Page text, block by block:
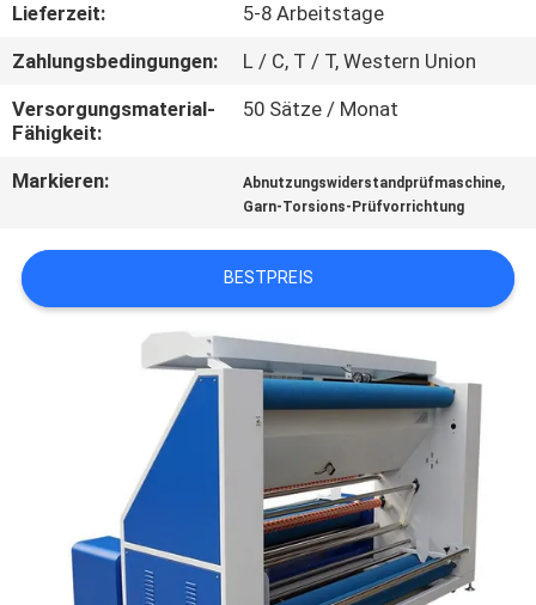
MIT
UNS
IN
VERBINDUNG
FORDERN
SITEMAP
Lieferzeit:
5-8 Arbeitstage
Zahlungsbedingungen:
L / C, T / T, Western Union
Versorgungsmaterial-
Fähigkeit:
50 Sätze / Monat
Markieren: Abnutzungswiderstandprüfmaschine,
Garn-Torsions-Prüfvorrichtung
BESTPREIS